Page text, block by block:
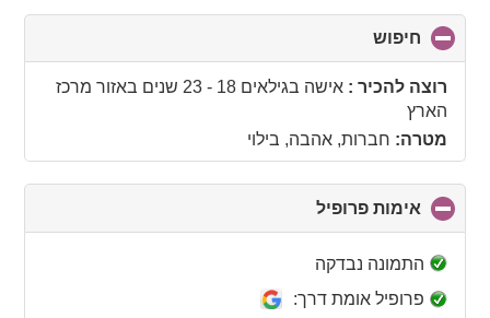
חיפוש
to
collapseרוצה להכיר :אישה בגילאים 18 - 23 שנים באזור מרכז
הארץ
מטרה: חברות, אהבה, בילוי
אימות פרופיל
to
התמונה נבדקה
פרופיל אומת דרך: